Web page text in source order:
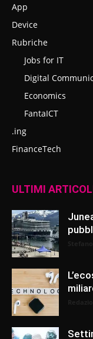
App
Device
Rubriche
Jobs for IT
Digital
Economics
FantaICT
.ing
FinanceTech
ULTIMI